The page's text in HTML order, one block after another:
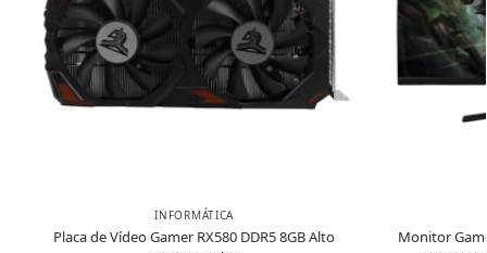
INFORMÁTICA
Placa de Vídeo Gamer RX580 DDR5 8GB Alto
Monitor